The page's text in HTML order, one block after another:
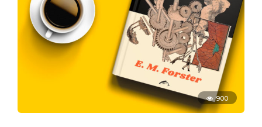
900